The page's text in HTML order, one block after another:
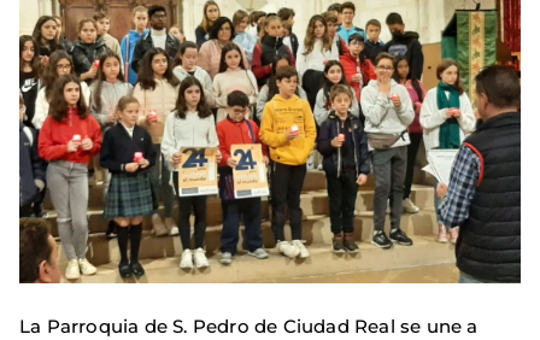
La Parroquia de S. Pedro de Ciudad Real se une a